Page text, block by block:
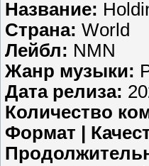
Название:
Страна: World
Лейбл: NMN
Жанр музыки:
Дата релиза:
Количество
Формат |